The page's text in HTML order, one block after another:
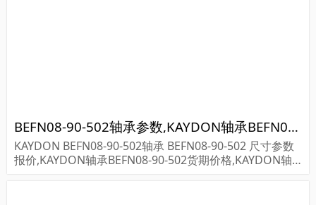
BEFN08-90-502轴承参数,KAYDON轴承BEFN08-90-502重量
KAYDON BEFN08-90-502轴承 BEFN08-90-502 尺寸参数
报价,KAYDON轴承BEFN08-90-502货期价格,KAYDON轴